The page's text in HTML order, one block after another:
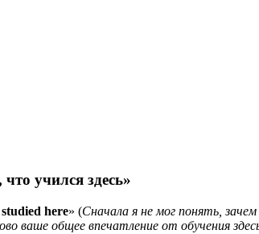
учился здесь»
here» (Сначала я не мог понять,
ваше общее впечатление от обучения